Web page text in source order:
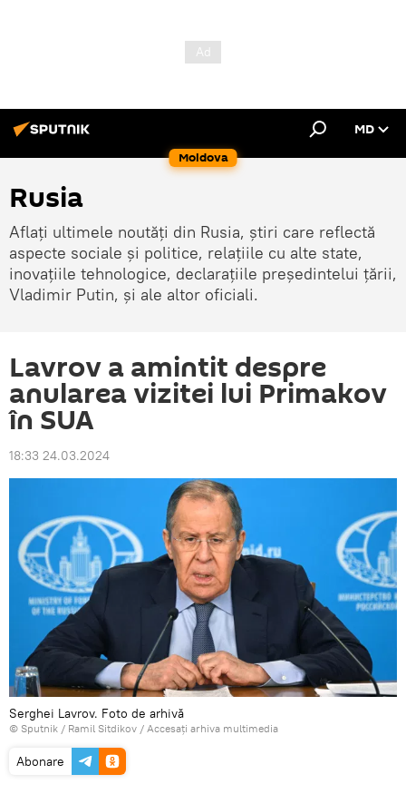
Moldova
MD
Rusia
Aflați ultimele noutăți din Rusia, știri care reflectă
aspecte sociale și politice, relațiile cu alte state,
inovațiile tehnologice, declarațiile președintelui țării,
Vladimir Putin, și ale altor oficiali.
Lavrov a amintit despre
anularea vizitei lui Primakov
în SUA
18:33 24.03.2024
Serghei Lavrov. Foto de arhivă
© Sputnik / Ramil Sitdikov / Accesați arhiva multimedia
Abonare